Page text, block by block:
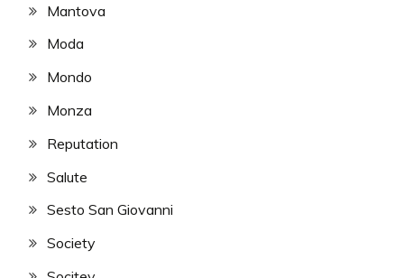
Mantova
Moda
Mondo
Monza
Reputation
Salute
Sesto San Giovanni
Society